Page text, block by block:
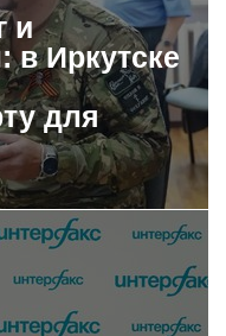
и
в Иркутске
для